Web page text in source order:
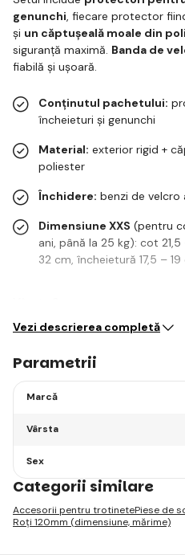
genunchi, fiecare protector
și un căptușeală moale din
siguranță maximă. Banda de
fiabilă și ușoară.
Conținutul pachetului:
încheieturi și genunchi
Material: exterior rigid +
poliester
Închidere: benzi de velcro
Dimensiune XXS (pentru
ani, până la 25 kg): cot
32 cm, încheietură 17,5 – 19
Vezi descrierea completă
Parametrii
Marcă
Vârsta
Sex
Categorii similare
Accesorii pentru trotinetePiese de
Roți 120mm (dimensiune, mărime)